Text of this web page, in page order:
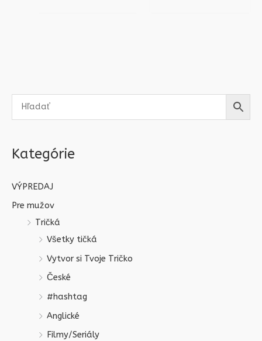
Kategórie
VÝPREDAJ
Pre mužov
Tričká
Všetky tičká
Vytvor si Tvoje Tričko
České
#hashtag
Anglické
Filmy/Seriály